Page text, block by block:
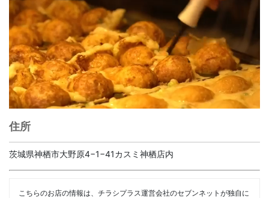
住所
茨城県神栖市大野原4−1−41カスミ神栖店内
こちらのお店の情報は、チラシプラス運営会社のセブンネットが独自に